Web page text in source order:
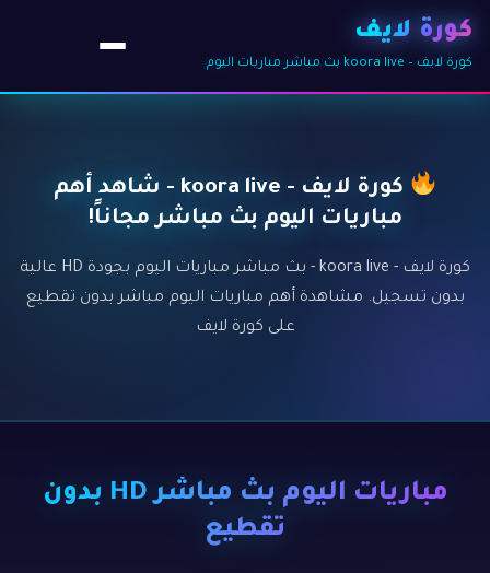
كورة لايف
كورة لايف – koora live بث مباشر مباريات اليوم
كورة لايف - koora live - شاهد أهم
مباريات اليوم بث مباشر مجاناً!
كورة لايف - koora live - بث مباشر مباريات اليوم بجودة HD عالية
بدون تسجيل. مشاهدة أهم مباريات اليوم مباشر بدون تقطيع
على كورة لايف
مباريات اليوم بث مباشر HD بدون
تقطيع